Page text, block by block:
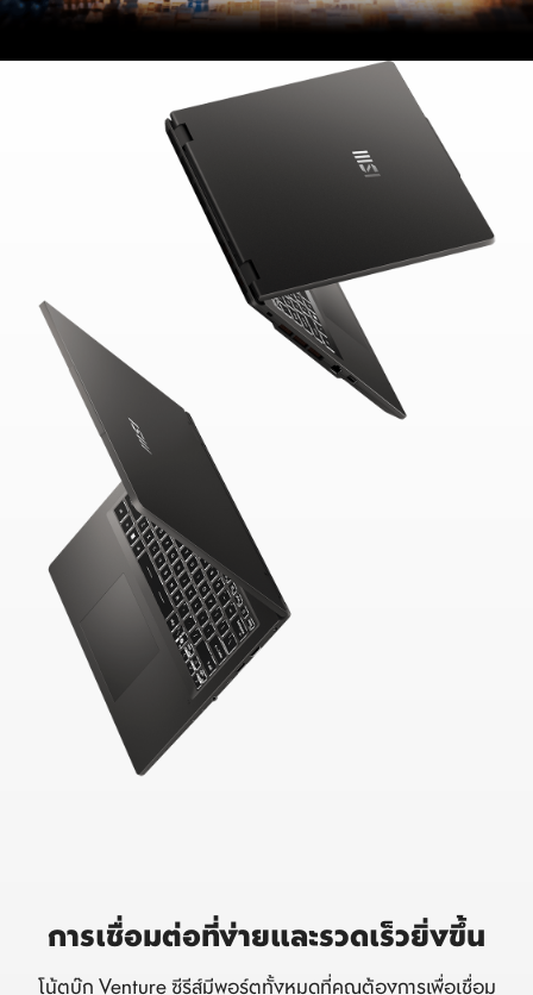
การเชื่อมต่อที่ง่ายและรวดเร็วยิ่งขึ้น
โน้ตบุ๊ก Venture ซีรีส์มีพอร์ตทั้งหมดที่คุณต้องการเพื่อเชื่อม